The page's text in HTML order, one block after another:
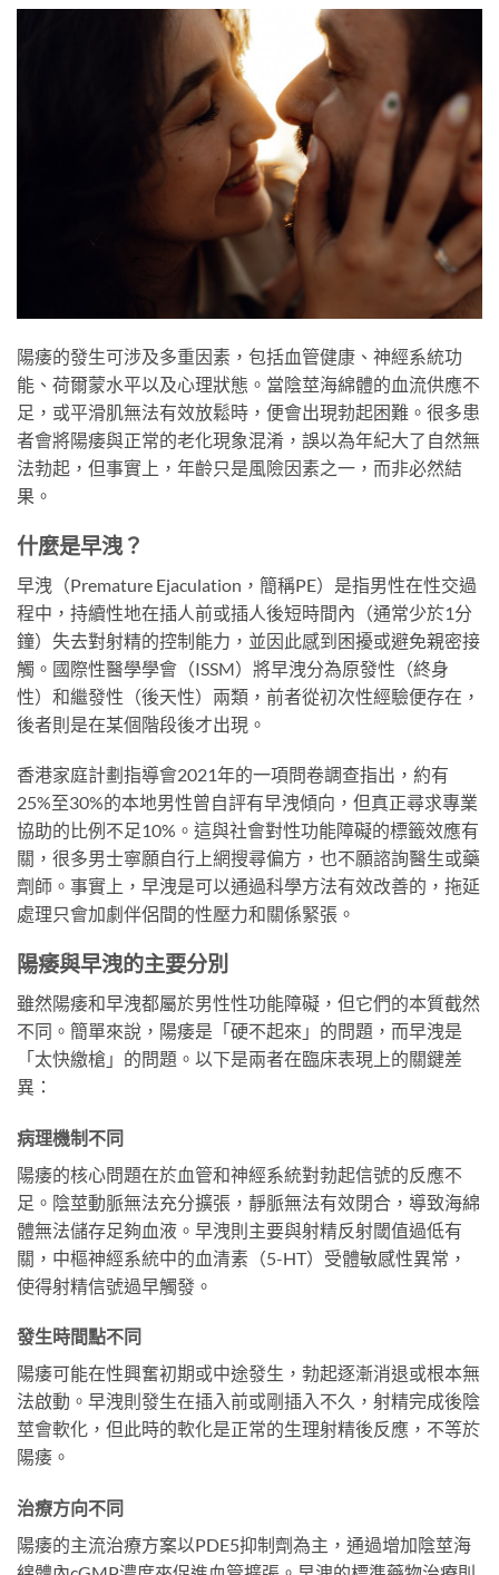
陽痿的發生可涉及多重因素，包括血管健康、神經系統功
能、荷爾蒙水平以及心理狀態。當陰莖海綿體的血流供應不
足，或平滑肌無法有效放鬆時，便會出現勃起困難。很多患
者會將陽痿與正常的老化現象混淆，誤以為年紀大了自然無
法勃起，但事實上，年齡只是風險因素之一，而非必然結
果。
什麼是早洩？
早洩（Premature Ejaculation，簡稱PE）是指男性在性交過
程中，持續性地在插人前或插人後短時間內（通常少於1分
鐘）失去對射精的控制能力，並因此感到困擾或避免親密接
觸。國際性醫學學會（ISSM）將早洩分為原發性（終身
性）和繼發性（後天性）兩類，前者從初次性經驗便存在，
後者則是在某個階段後才出現。
香港家庭計劃指導會2021年的一項問卷調查指出，約有
25%至30%的本地男性曾自評有早洩傾向，但真正尋求專業
協助的比例不足10%。這與社會對性功能障礙的標籤效應有
關，很多男士寧願自行上網搜尋偏方，也不願諮詢醫生或藥
劑師。事實上，早洩是可以通過科學方法有效改善的，拖延
處理只會加劇伴侶間的性壓力和關係緊張。
陽痿與早洩的主要分別
雖然陽痿和早洩都屬於男性性功能障礙，但它們的本質截然
不同。簡單來說，陽痿是「硬不起來」的問題，而早洩是
「太快繳槍」的問題。以下是兩者在臨床表現上的關鍵差
異：
病理機制不同
陽痿的核心問題在於血管和神經系統對勃起信號的反應不
足。陰莖動脈無法充分擴張，靜脈無法有效閉合，導致海綿
體無法儲存足夠血液。早洩則主要與射精反射閾值過低有
關，中樞神經系統中的血清素（5-HT）受體敏感性異常，
使得射精信號過早觸發。
發生時間點不同
陽痿可能在性興奮初期或中途發生，勃起逐漸消退或根本無
法啟動。早洩則發生在插入前或剛插入不久，射精完成後陰
莖會軟化，但此時的軟化是正常的生理射精後反應，不等於
陽痿。
治療方向不同
陽痿的主流治療方案以PDE5抑制劑為主，通過增加陰莖海